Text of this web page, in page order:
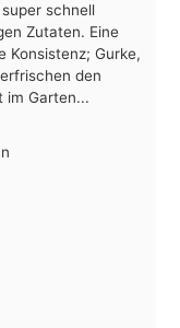
schnell
Zutaten. Eine
Konsistenz; Gurke,
den
im Garten...